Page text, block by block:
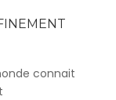
connait